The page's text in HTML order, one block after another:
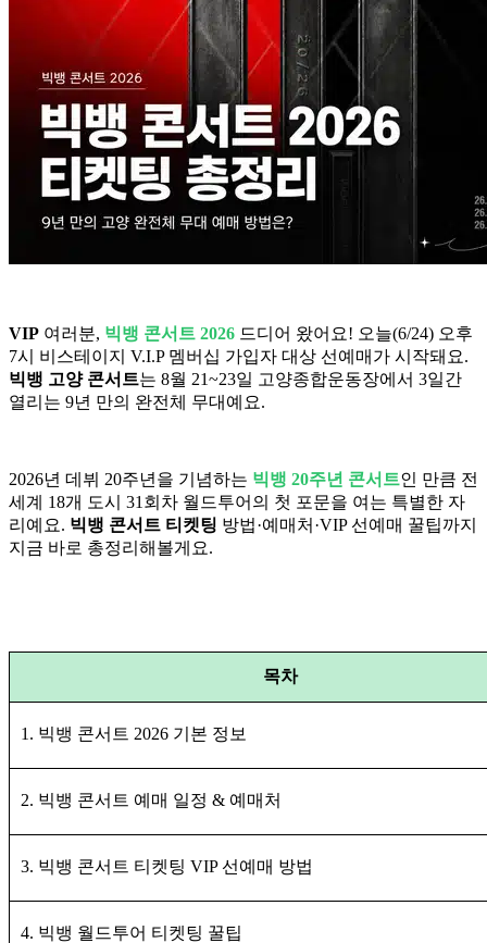
VIP 여러분, 빅뱅 콘서트 2026 드디어 왔어요! 오늘(6/24) 오후
7시 비스테이지 V.I.P 멤버십 가입자 대상 선예매가 시작돼요.
빅뱅 고양 콘서트는 8월 21~23일 고양종합운동장에서 3일간
열리는 9년 만의 완전체 무대예요.
2026년 데뷔 20주년을 기념하는 빅뱅 20주년 콘서트인 만큼 전
세계 18개 도시 31회차 월드투어의 첫 포문을 여는 특별한 자
리예요. 빅뱅 콘서트 티켓팅 방법·예매처·VIP 선예매 꿀팁까지
지금 바로 총정리해볼게요.
목차
1. 빅뱅 콘서트 2026 기본 정보
2. 빅뱅 콘서트 예매 일정 & 예매처
3. 빅뱅 콘서트 티켓팅 VIP 선예매 방법
4. 빅뱅 월드투어 티켓팅 꿀팁